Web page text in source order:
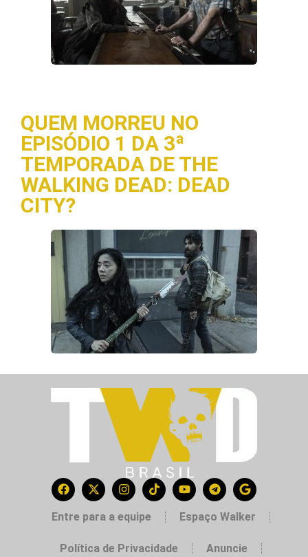
QUEM MORREU NO
EPISÓDIO 1 DA 3ª
TEMPORADA DE THE
WALKING DEAD: DEAD
CITY?
Entre para a equipe Espaço Walker
Política de Privacidade Anuncie